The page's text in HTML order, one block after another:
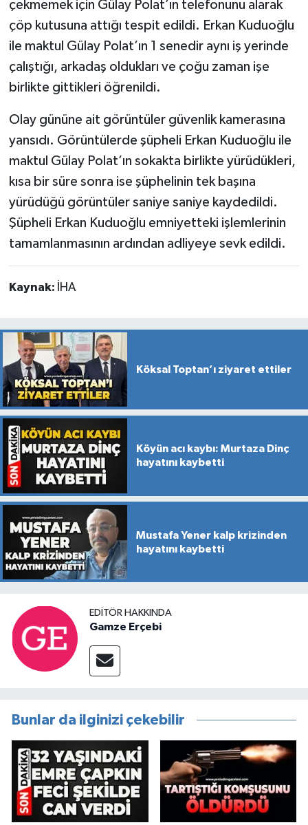
çekmemek için Gülay Polat’ın telefonunu alarak
çöp kutusuna attığı tespit edildi. Erkan Kuduoğlu
ile maktul Gülay Polat’ın 1 senedir aynı iş yerinde
çalıştığı, arkadaş oldukları ve çoğu zaman işe
birlikte gittikleri öğrenildi.
Olay gününe ait görüntüler güvenlik kamerasına
yansıdı. Görüntülerde şüpheli Erkan Kuduoğlu ile
maktul Gülay Polat’ın sokakta birlikte yürüdükleri,
kısa bir süre sonra ise şüphelinin tek başına
yürüdüğü görüntüler saniye saniye kaydedildi.
Şüpheli Erkan Kuduoğlu emniyetteki işlemlerinin
tamamlanmasının ardından adliyeye sevk edildi.
Kaynak: İHA
Köksal Toptan’ı ziyaret ettiler
Köyün acı kaybı: Murtaza Dinç
hayatını kaybetti
Mustafa Yener kalp krizinden
hayatını kaybetti
EDITÖR HAKKINDA
Gamze Erçebi
Bunlar da ilginizi çekebilir